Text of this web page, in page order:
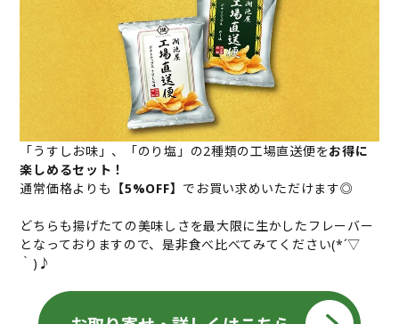
「うすしお味」、「のり塩」の2種類の工場直送便をお得に
楽しめるセット！
通常価格よりも
【5%OFF】 でお買い求めいただけます◎
どちらも揚げたての美味しさを最大限に生かしたフレーバー
となっておりますので、是非食べ比べてみてください(*´▽
｀)♪